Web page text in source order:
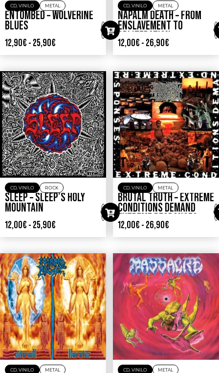
CD, VINILO METAL
ENTOMBED – WOLVERINE
BLUES
12,90€ - 25,90€
CD, VINILO METAL
NAPALM DEATH – FROM
ENSLAVEMENT TO
OBLITERATION
12,00€ - 26,90€
CD, VINILO ROCK
SLEEP – SLEEP’S HOLY
MOUNTAIN
12,00€ - 25,90€
CD, VINILO METAL
BRUTAL TRUTH – EXTREME
CONDITIONS DEMAND
EXTREME RESPONSES
12,00€ - 26,90€
CD, VINILO METAL CD, VINILO METAL